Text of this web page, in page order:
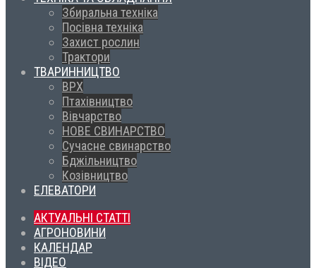
Збиральна техніка
Посівна техніка
Захист рослин
Трактори
ТВАРИННИЦТВО
ВРХ
Птахівництво
Вівчарство
НОВЕ СВИНАРСТВО
Сучасне свинарство
Бджільництво
Козівництво
ЕЛЕВАТОРИ
АКТУАЛЬНІ СТАТТІ
АГРОНОВИНИ
КАЛЕНДАР
ВІДЕО